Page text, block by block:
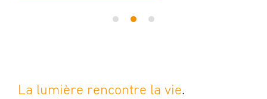
La lumière rencontre la vie.